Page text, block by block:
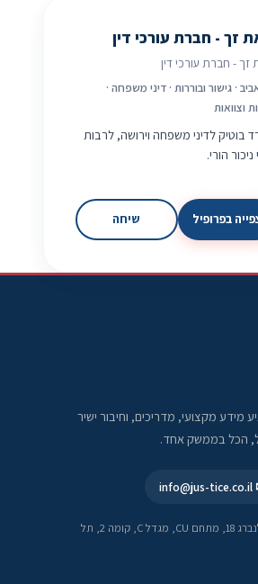
זך - חברת עורכי דין
זך - חברת עורכי דין
· גישור ובוררות · דיני משפחה ·
וצוואות
בוטיק לדיני משפחה וירושה, לרבות
ניכור הורי.
בפרופיל שיחה
מקצועי, מדריכים, וחיבור ישיר
הכל בממשק אחד.
✉
רחוב ראול ולנברג 18, מתחם CU, מגדל C, קומה 2, תל